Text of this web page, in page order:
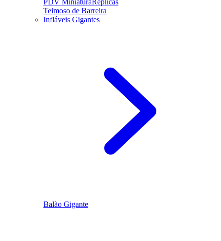
PDV MiniaturaRéplicas
Teimoso de Barreira
Infláveis Gigantes
Balão Gigante